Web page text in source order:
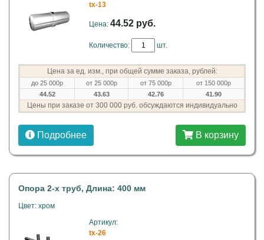
tx-13
Цена: 44.52 руб.
Количество: шт.
Цена за ед. изм., при общей сумме заказа, рублей:
до 25 000р от 25 000р от 75 000р
от 150 000р
44.52
43.63 42.76 41.90
Цены при заказе от 300 000 руб. обсуждаются индивидуально
Подробнее В корзину
Опора 2-х труб, Длина: 400 мм
Цвет: хром
Артикул:
tx-26